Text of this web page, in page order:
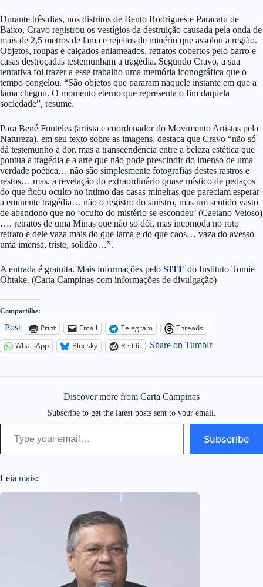
Durante três dias, nos distritos de Bento Rodrigues e Paracatu de
Baixo, Cravo registrou os vestígios da destruição causada pela onda de
mais de 2,5 metros de lama e rejeitos de minério que assolou a região.
Objetos, roupas e calçados enlameados, retratos cobertos pelo barro e
casas destroçadas testemunham a tragédia. Segundo Cravo, a sua
tentativa foi trazer a esse trabalho uma memória iconográfica que o
tempo congelou. “São objetos que pararam naquele instante em que a
lama chegou. O momento eterno que representa o fim daquela
sociedade”, resume.
Para Bené Fonteles (artista e coordenador do Movimento Artistas pela
Natureza), em seu texto sobre as imagens, destaca que Cravo “não só
dá testemunho à dor, mas a transcendência entre a beleza estética que
pontua a tragédia e a arte que não pode prescindir do imenso de uma
verdade poética… não são simplesmente fotografias destes rastros e
restos… mas, a revelação do extraordinário quase místico de pedaços
do que ficou oculto no íntimo das casas mineiras que pareciam esperar
a eminente tragédia… não o registro do sinistro, mas um sentido vasto
de abandono que no ‘oculto do mistério se escondeu’ (Caetano Veloso)
…. retratos de uma Minas que não só dói, mas incomoda no roto
retrato e dele vaza mais do que lama e do que caos… vaza do avesso
uma imensa, triste, solidão…”.
A entrada é gratuita. Mais informações pelo SITE do Instituto Tomie
Ohtake. (Carta Campinas com informações de divulgação)
Compartilhe:
Post Print Email Telegram
Threads
WhatsApp
Bluesky Reddit Share on Tumblr
Discover more from Carta Campinas
Subscribe to get the latest posts sent to your email.
Type your email…
Subscribe
Leia mais: